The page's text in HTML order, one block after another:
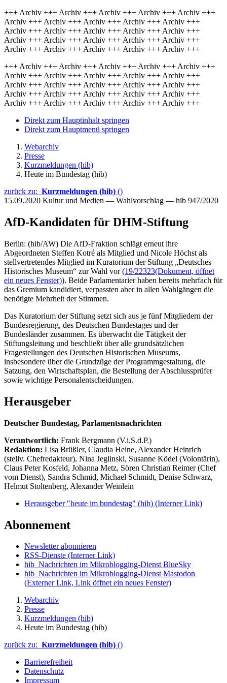
+++ Archiv +++ Archiv +++ Archiv +++ Archiv +++ Archiv +++
Archiv +++ Archiv +++ Archiv +++ Archiv +++ Archiv +++
Archiv +++ Archiv +++ Archiv +++ Archiv +++ Archiv +++
Archiv +++ Archiv +++ Archiv +++ Archiv +++ Archiv +++
Archiv +++ Archiv +++ Archiv +++ Archiv +++ Archiv +++
+++ Archiv +++ Archiv +++ Archiv +++ Archiv +++ Archiv +++
Archiv +++ Archiv +++ Archiv +++ Archiv +++ Archiv +++
Archiv +++ Archiv +++ Archiv +++ Archiv +++ Archiv +++
Archiv +++ Archiv +++ Archiv +++ Archiv +++ Archiv +++
Archiv +++ Archiv +++ Archiv +++ Archiv +++ Archiv +++
Direkt zum Hauptinhalt springen
Direkt zum Hauptmenü springen
Webarchiv
Presse
Kurzmeldungen (hib)
Heute im Bundestag (hib)
zurück zu: Kurzmeldungen (hib) ()
15.09.2020 Kultur und Medien — Wahlvorschlag — hib 947/2020
AfD-Kandidaten für DHM-Stiftung
Berlin: (hib/AW) Die AfD-Fraktion schlägt erneut ihre
Abgeordneten Steffen Kotré als Mitglied und Nicole Höchst als
stellvertretendes Mitglied im Kuratorium der Stiftung „Deutsches
Historisches Museum“ zur Wahl vor (19/22323(Dokument, öffnet
ein neues Fenster)). Beide Parlamentarier haben bereits mehrfach für
das Gremium kandidiert, verpassten aber in allen Wahlgängen die
benötigte Mehrheit der Stimmen.
Das Kuratorium der Stiftung setzt sich aus je fünf Mitgliedern der
Bundesregierung, des Deutschen Bundestages und der
Bundesländer zusammen. Es überwacht die Tätigkeit der
Stiftungsleitung und beschließt über alle grundsätzlichen
Fragestellungen des Deutschen Historischen Museums,
insbesondere über die Grundzüge der Programmgestaltung, die
Satzung, den Wirtschaftsplan, die Bestellung der Abschlussprüfer
sowie wichtige Personalentscheidungen.
Herausgeber
Deutscher Bundestag, Parlamentsnachrichten
Verantwortlich: Frank Bergmann (V.i.S.d.P.)
Redaktion: Lisa Brüßler, Claudia Heine, Alexander Heinrich
(stellv. Chefredakteur), Nina Jeglinski, Susanne Ködel (Volontärin),
Claus Peter Kosfeld, Johanna Metz, Sören Christian Reimer (Chef
vom Dienst), Sandra Schmid, Michael Schmidt, Denise Schwarz,
Helmut Stoltenberg, Alexander Weinlein
Herausgeber "heute im bundestag" (hib) (Interner Link)
Abonnement
Newsletter abonnieren
RSS-Dienste (Interner Link)
hib_Nachrichten im Mikroblogging-Dienst BlueSky
hib_Nachrichten im Mikroblogging-Dienst Mastodon
(Externer Link, Link öffnet ein neues Fenster)
Webarchiv
Presse
Kurzmeldungen (hib)
Heute im Bundestag (hib)
zurück zu: Kurzmeldungen (hib) ()
Barrierefreiheit
Datenschutz
Impressum